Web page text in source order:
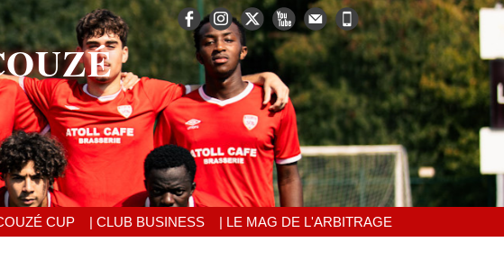
CUP | CLUB BUSINESS | LE MAG DE L'ARBITRAGE